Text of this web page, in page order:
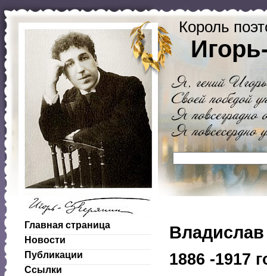
Король
Главная страница
Новости
Публикации
Ссылки
1886 -1917